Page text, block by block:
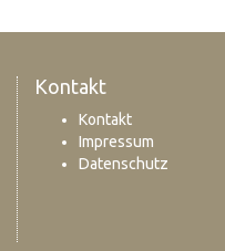
Kontakt
Kontakt
Impressum
Datenschutz